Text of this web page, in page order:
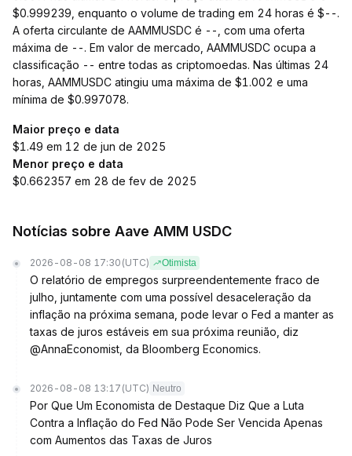
$0.999239, enquanto o volume de trading em 24 horas é $--.
A oferta circulante de AAMMUSDC é --, com uma oferta
máxima de --. Em valor de mercado, AAMMUSDC ocupa a
classificação -- entre todas as criptomoedas. Nas últimas 24
horas, AAMMUSDC atingiu uma máxima de $1.002 e uma
mínima de $0.997078.
Maior preço e data
$1.49 em 12 de jun de 2025
Menor preço e data
$0.662357 em 28 de fev de 2025
Notícias sobre Aave AMM USDC
2026-08-08 17:30 (UTC) Otimista
O relatório de empregos surpreendentemente fraco de
julho, juntamente com uma possível desaceleração da
inflação na próxima semana, pode levar o Fed a manter as
taxas de juros estáveis em sua próxima reunião, diz
@AnnaEconomist, da Bloomberg Economics.
2026-08-08 13:17 (UTC) Neutro
Por Que Um Economista de Destaque Diz Que a Luta
Contra a Inflação do Fed Não Pode Ser Vencida Apenas
com Aumentos das Taxas de Juros